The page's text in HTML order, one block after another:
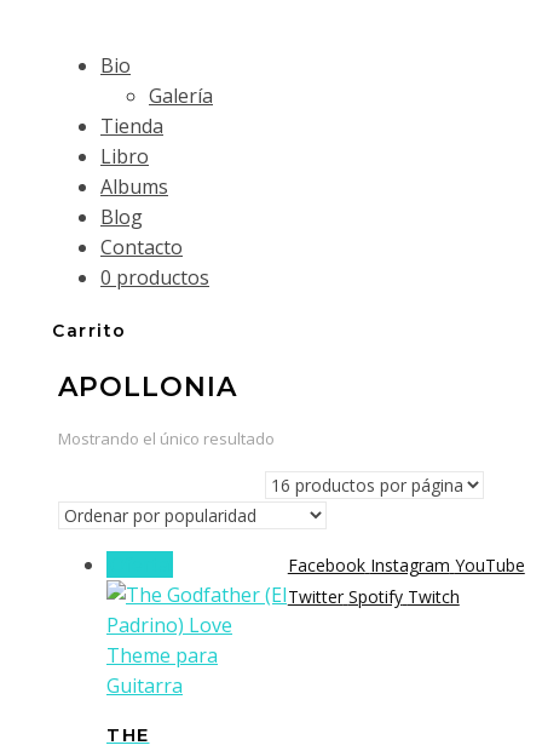
Bio
Galería
Tienda
Libro
Albums
Blog
Contacto
0 productos
Carrito
APOLLONIA
Mostrando el único resultado
THE
Facebook Instagram YouTube
Twitter Spotify Twitch